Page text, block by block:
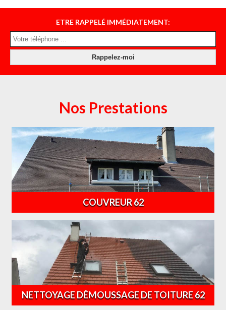
ETRE RAPPELÉ IMMÉDIATEMENT:
Nos Prestations
COUVREUR 62
NETTOYAGE DÉMOUSSAGE DE TOITURE 62